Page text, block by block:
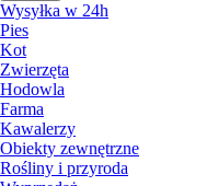
Wysyłka w 24h
Pies
Kot
Zwierzęta
Hodowla
Farma
Kawalerzy
Obiekty zewnętrzne
Rośliny i przyroda